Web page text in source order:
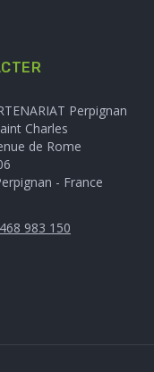
Perpignan
Charles
de Rome
- France
983 150